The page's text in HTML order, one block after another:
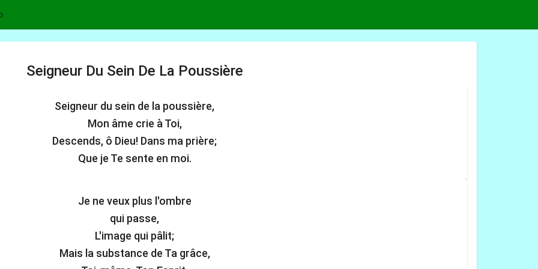
Seigneur Du Sein De La Poussière
Seigneur du sein de la poussière,
Mon âme crie à Toi,
Descends, ô Dieu! Dans ma prière;
Que je Te sente en moi.
Je ne veux plus l'ombre
qui passe,
L'image qui pâlit;
Mais la substance de Ta grâce,